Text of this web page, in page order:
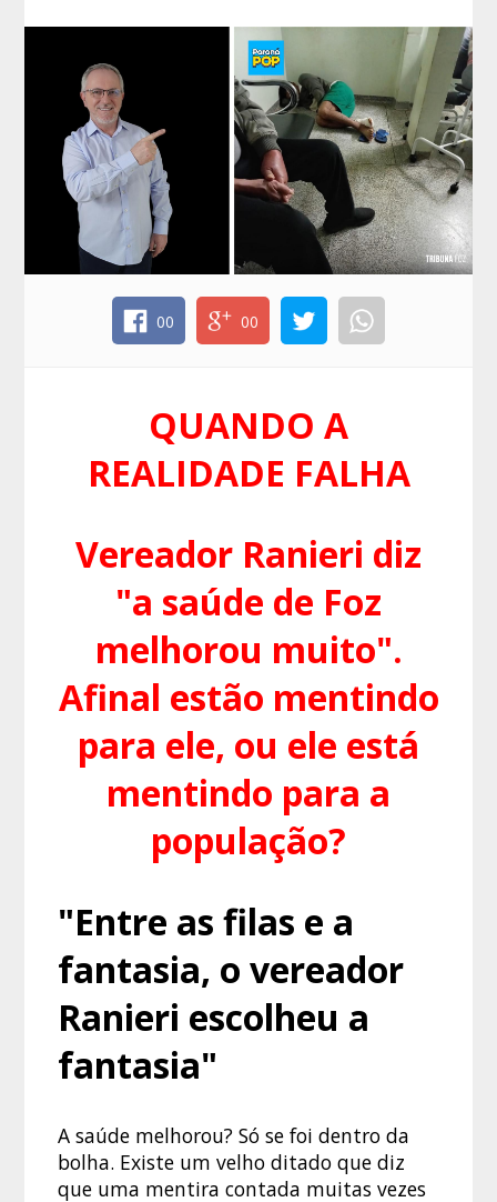
00 00
QUANDO A
REALIDADE FALHA
Vereador Ranieri diz
"a saúde de Foz
melhorou muito".
Afinal estão mentindo
para ele, ou ele está
mentindo para a
população?
"Entre as filas e a
fantasia, o vereador
Ranieri escolheu a
fantasia"
A saúde melhorou? Só se foi dentro da
bolha. Existe um velho ditado que diz
que uma mentira contada muitas vezes